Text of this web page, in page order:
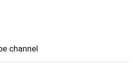
channel